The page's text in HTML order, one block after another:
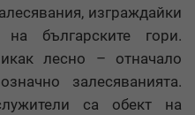
изграждайки
българските гори.
лесно – отначало
залесяванията.
са обект на